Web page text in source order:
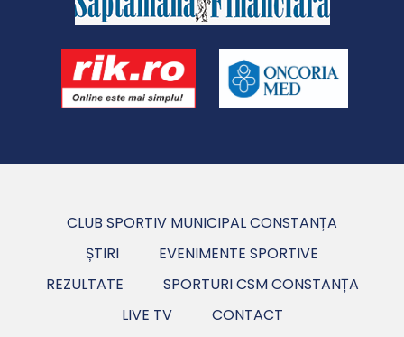
CLUB SPORTIV MUNICIPAL CONSTANȚA
ȘTIRI
EVENIMENTE SPORTIVE
REZULTATE
SPORTURI CSM CONSTANȚA
LIVE TV
CONTACT